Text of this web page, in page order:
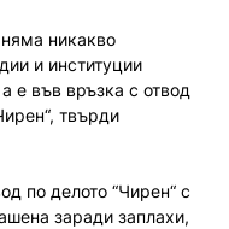
никакво
и институции
е във връзка с отвод
твърди
по делото “Чирен“ с
заради заплахи,